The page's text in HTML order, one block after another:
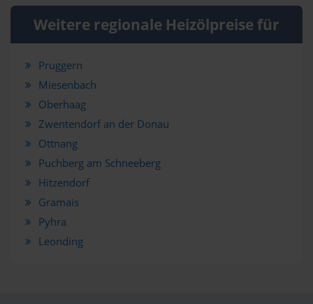
Weitere regionale Heizölpreise für
Pruggern
Miesenbach
Oberhaag
Zwentendorf an der Donau
Ottnang
Puchberg am Schneeberg
Hitzendorf
Gramais
Pyhra
Leonding